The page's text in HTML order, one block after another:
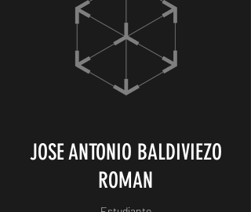
JOSE ANTONIO BALDIVIEZO
ROMAN